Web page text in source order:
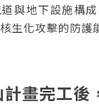
與地下設施構
生化攻擊的防護
畫完工後